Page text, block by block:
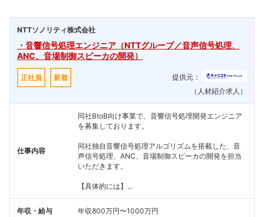
フォローしました
こちらの企業もフォローしませんか？
NTTソノリティ株式会社
・音響信号処理エンジニア（NTTグループ／音声信号処理、
ANC、音場制御スピーカの開発）
正社員 新着
提供元：
（人材紹介求人）
仕事内容
同社BtoB向け事業で、音響信号処理開発エンジニア
を募集しております。
同社独自音響信号処理アルゴリズムを搭載した、音
声信号処理、ANC、音場制御スピーカの開発を担当
いただきます。
【具体的には】...
年収・給与 年収800万円〜1000万円